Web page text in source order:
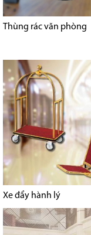
Thùng rác văn phòng
Xe đẩy hành lý